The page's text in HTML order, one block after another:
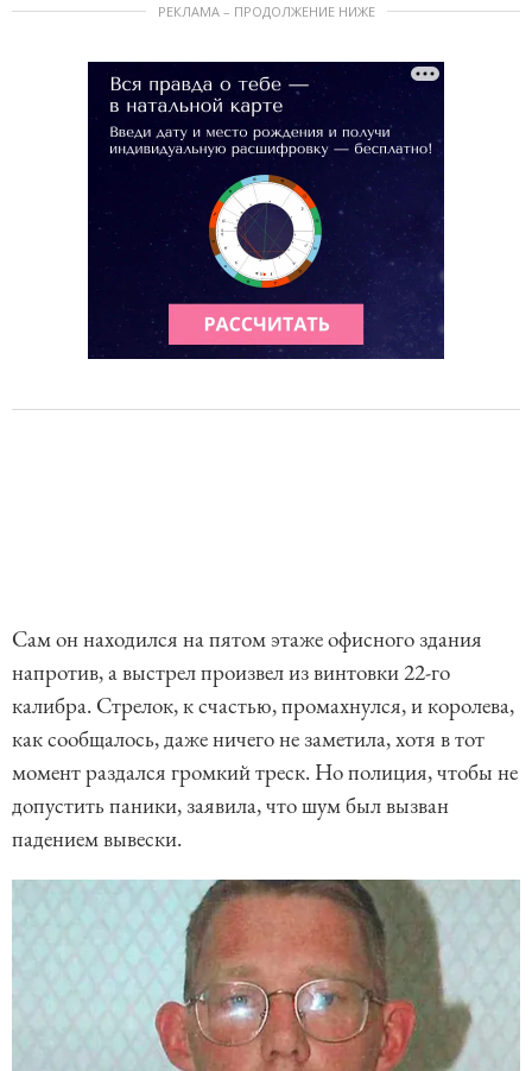
РЕКЛАМА – ПРОДОЛЖЕНИЕ НИЖЕ
Сам он находился на пятом этаже офисного здания
напротив, а выстрел произвел из винтовки 22-го
калибра. Стрелок, к счастью, промахнулся, и королева,
как сообщалось, даже ничего не заметила, хотя в тот
момент раздался громкий треск. Но полиция, чтобы не
допустить паники, заявила, что шум был вызван
падением вывески.